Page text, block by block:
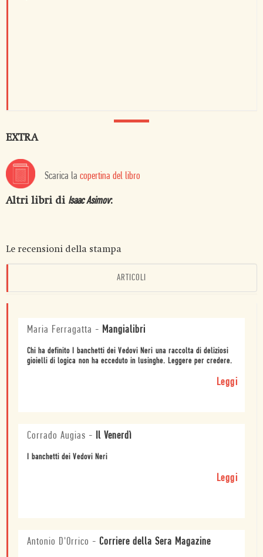
EXTRA
Scarica la copertina del libro
Altri libri di Isaac Asimov:
Le recensioni della stampa
ARTICOLI
Maria Ferragatta - Mangialibri
Chi ha definito I banchetti dei Vedovi Neri una raccolta di deliziosi
gioielli di logica non ha ecceduto in lusinghe. Leggere per credere.
Leggi
Corrado Augias - Il Venerdì
I banchetti dei Vedovi Neri
Leggi
Antonio D'Orrico - Corriere della Sera Magazine